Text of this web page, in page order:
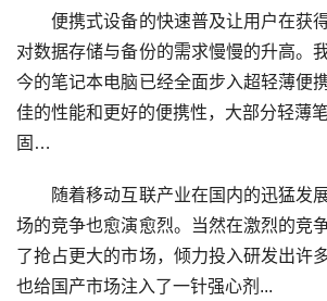
便携式设备的快速普及让用户在获得
对数据存储与备份的需求慢慢的升高。
今的笔记本电脑已经全面步入超轻薄便
佳的性能和更好的便携性，大部分轻薄
固…
随着移动互联产业在国内的迅猛发
场的竞争也愈演愈烈。当然在激烈的竞
了抢占更大的市场，倾力投入研发出许
也给国产市场注入了一针强心剂...